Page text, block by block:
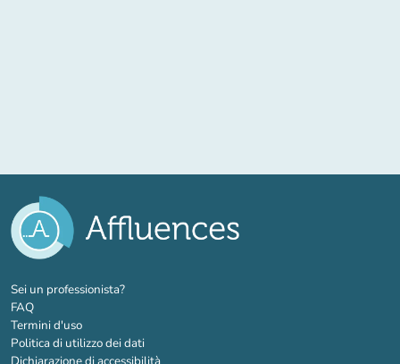
Sei un professionista?(nuova scheda)
FAQ
Termini d'uso
Politica di utilizzo dei dati